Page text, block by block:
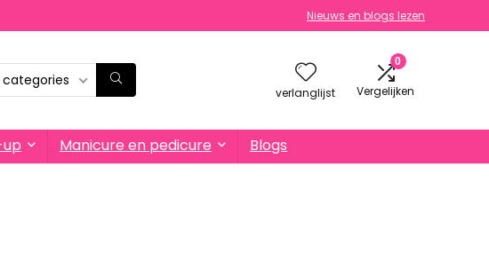
Nieuws en blogs lezen
categories
verlanglijst
0
Vergelijken
Manicure en pedicure Blogs